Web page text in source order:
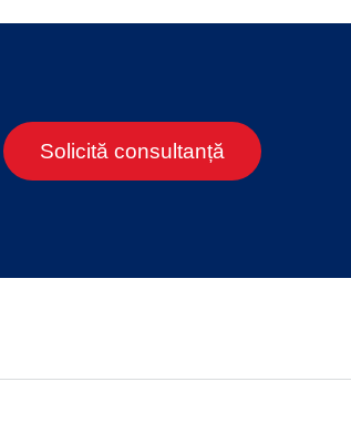
Solicită consultanță